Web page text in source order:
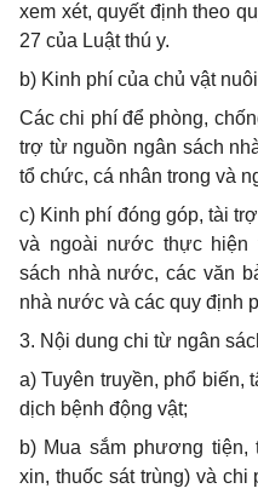
xem xét, quyết định theo
27 của Luật thú y.
b) Kinh phí của chủ vật
Các chi phí để phòng,
trợ từ nguồn ngân sách
tổ chức, cá nhân trong và
c) Kinh phí đóng góp, tài
và ngoài nước thực hiện
sách nhà nước, các văn
nhà nước và các quy định
3. Nội dung chi từ ngân
a) Tuyên truyền, phổ biến,
dịch bệnh động vật;
b) Mua sắm phương tiện,
xin, thuốc sát trùng) và